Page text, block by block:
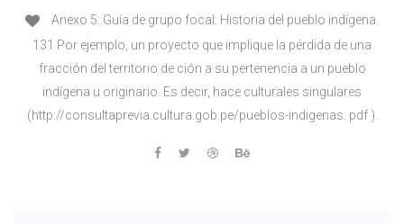
Anexo 5: Guía de grupo focal: Historia del pueblo indígena.
131 Por ejemplo, un proyecto que implique la pérdida de una
fracción del territorio de ción a su pertenencia a un pueblo
indígena u originario. Es decir, hace culturales singulares
(http://consultaprevia.cultura.gob.pe/pueblos-indigenas. pdf ).